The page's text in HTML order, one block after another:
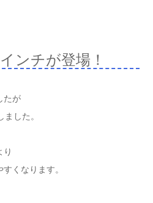
ンチが登場！
たが
した。
り
くなります。